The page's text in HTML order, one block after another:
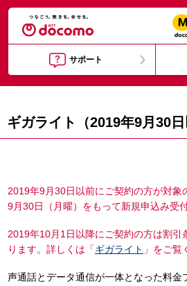
サポート
ギガライト（2019年9月30日
2019年9月30日以前にご契約の方が対象
9月30日（月曜）をもって新規申込み受
2019年10月1日以降にご契約の方は割引
ります。詳しくは「ギガライト 」をご覧
声通話とデータ通信が一体となった料金